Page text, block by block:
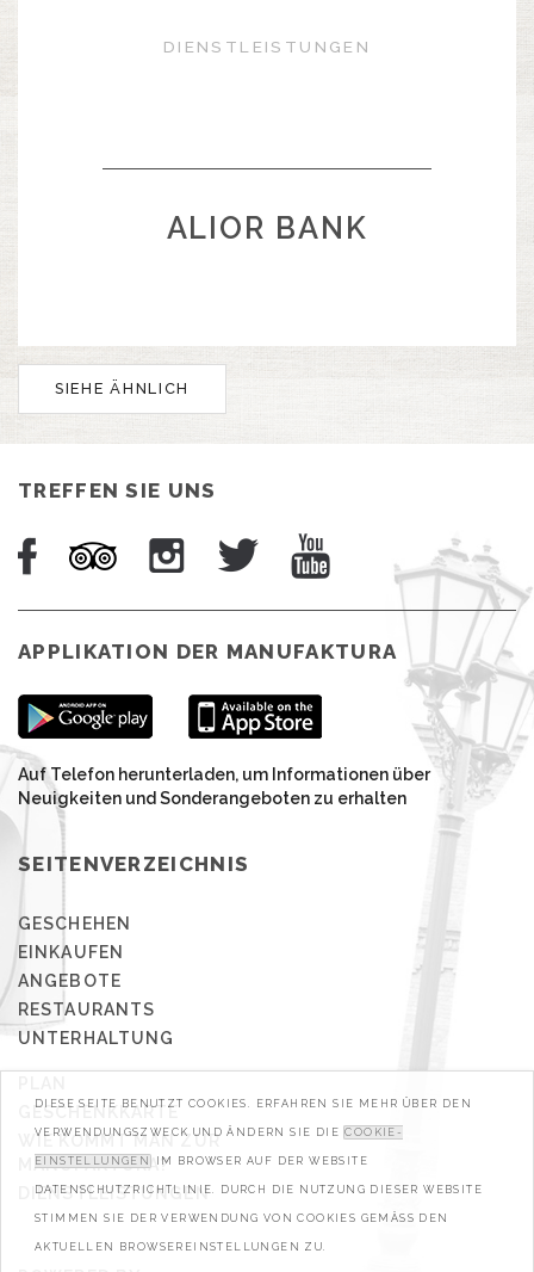
DIENSTLEISTUNGEN
ALIOR BANK
SIEHE ÄHNLICH
TREFFEN SIE UNS
APPLIKATION DER MANUFAKTURA
Auf Telefon herunterladen, um Informationen über
Neuigkeiten und Sonderangeboten zu erhalten
SEITENVERZEICHNIS
GESCHEHEN
EINKAUFEN
ANGEBOTE
RESTAURANTS
UNTERHALTUNG
GESCHENKKARTE
WIE KOMMT MAN ZUR
MANUFAKTURA?
DIENSTLEISTUNGEN
DIESE SEITE BENUTZT COOKIES. ERFAHREN SIE MEHR ÜBER DEN
VERWENDUNGSZWECK UND ÄNDERN SIE DIE COOKIE-
EINSTELLUNGEN IM BROWSER AUF DER WEBSITE
DATENSCHUTZRICHTLINIE. DURCH DIE NUTZUNG DIESER WEBSITE
STIMMEN SIE DER VERWENDUNG VON COOKIES GEMÄSS DEN A
KTUELLEN BROWSEREINSTELLUNGEN ZU.